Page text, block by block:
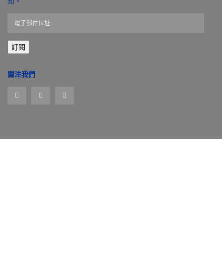
郵
件
址
訂閱
關注我們